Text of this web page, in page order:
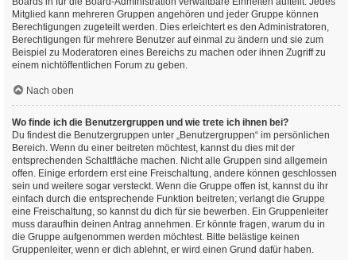
Mitglied kann mehreren Gruppen angehören und jeder Gruppe können
Berechtigungen zugeteilt werden. Dies erleichtert es den Administratoren,
Berechtigungen für mehrere Benutzer auf einmal zu ändern und sie zum
Beispiel zu Moderatoren eines Bereichs zu machen oder ihnen Zugriff zu
einem nichtöffentlichen Forum zu geben.
Nach oben
Wo finde ich die Benutzergruppen und wie trete ich ihnen bei?
Du findest die Benutzergruppen unter „Benutzergruppen“ im persönlichen
Bereich. Wenn du einer beitreten möchtest, kannst du dies mit der
entsprechenden Schaltfläche machen. Nicht alle Gruppen sind allgemein
offen. Einige erfordern erst eine Freischaltung, andere können geschlossen
sein und weitere sogar versteckt. Wenn die Gruppe offen ist, kannst du ihr
einfach durch die entsprechende Funktion beitreten; verlangt die Gruppe
eine Freischaltung, so kannst du dich für sie bewerben. Ein Gruppenleiter
muss daraufhin deinen Antrag annehmen. Er könnte fragen, warum du in
die Gruppe aufgenommen werden möchtest. Bitte belästige keinen
Gruppenleiter, wenn er dich ablehnt, er wird einen Grund dafür haben.